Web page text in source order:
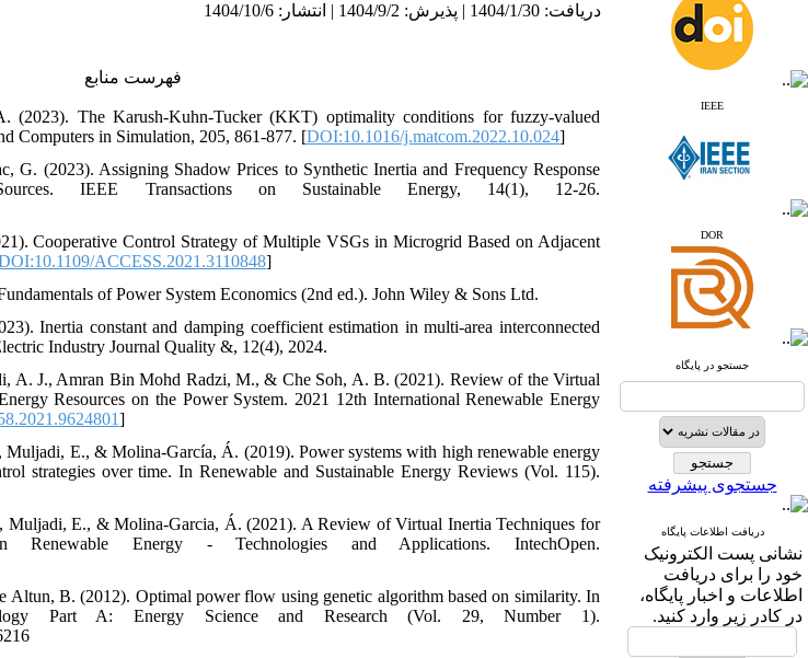
www.search.ricest.ac.ir
www.nqpc.ir
ResearchGate
Index Copernicus
www.journals.msrt.ir
www.magiran.com
www.search.ricest.ac.ir
www.nqpc.ir
google scholar
IEEE
DOR
جستجو در پایگاه
جستجوی پیشرفته
دریافت اطلاعات پایگاه
نشانی پست الکترونیک
خود را برای دریافت
اطلاعات و اخبار پایگاه،
در کادر زیر وارد کنید.
دریافت: 1404/1/30 | پذیرش: 1404/9/2 | انتشار: 1404/10/6
فهرست منابع
The Karush-Kuhn-Tucker (KKT) optimality conditions for fuzzy-valued
Computers in Simulation, 205, 861-877. [DOI:10.1016/j.matcom.2022.10.024]
G. (2023). Assigning Shadow Prices to Synthetic Inertia and Frequency Response
IEEE Transactions on Sustainable Energy, 14(1), 12-26.
Cooperative Control Strategy of Multiple VSGs in Microgrid Based on Adjacent
ACCESS.2021.3110848]
of Power System Economics (2nd ed.). John Wiley & Sons Ltd.
Inertia constant and damping coefficient estimation in multi-area interconnected
Industry Journal Quality &, 12(4), 2024.
A. J., Amran Bin Mohd Radzi, M., & Che Soh, A. B. (2021). Review of the Virtual
Resources on the Power System. 2021 12th International Renewable Energy
]
E., & Molina-García, Á. (2019). Power systems with high renewable energy
strategies over time. In Renewable and Sustainable Energy Reviews (Vol. 115).
Muljadi, E., & Molina-Garcia, Á. (2021). A Review of Virtual Inertia Techniques for
Renewable Energy - Technologies and Applications. IntechOpen.
B. (2012). Optimal power flow using genetic algorithm based on similarity. In
Part A: Energy Science and Research (Vol. 29, Number 1).